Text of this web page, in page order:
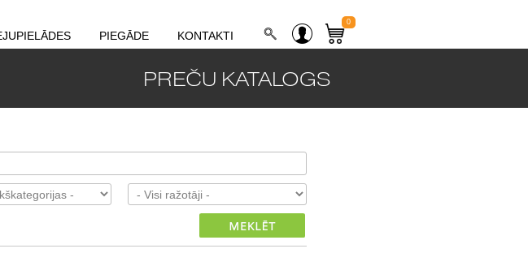
PIEGĀDE KONTAKTI
0
PREČU KATALOGS